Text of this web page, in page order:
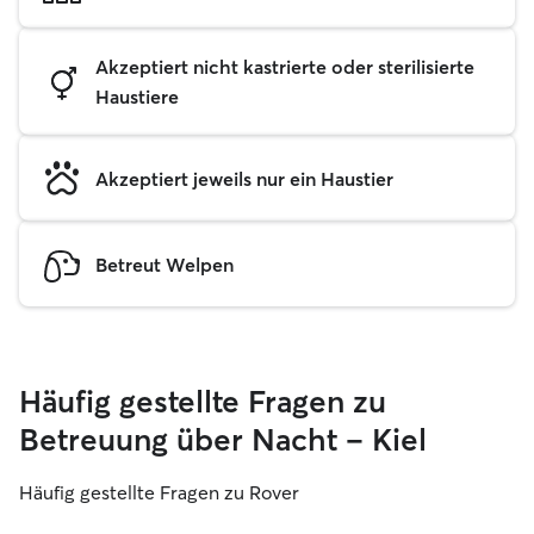
Akzeptiert nicht kastrierte oder sterilisierte
Haustiere
Akzeptiert jeweils nur ein Haustier
Betreut Welpen
Häufig gestellte Fragen zu
Betreuung über Nacht – Kiel
Häufig gestellte Fragen zu Rover